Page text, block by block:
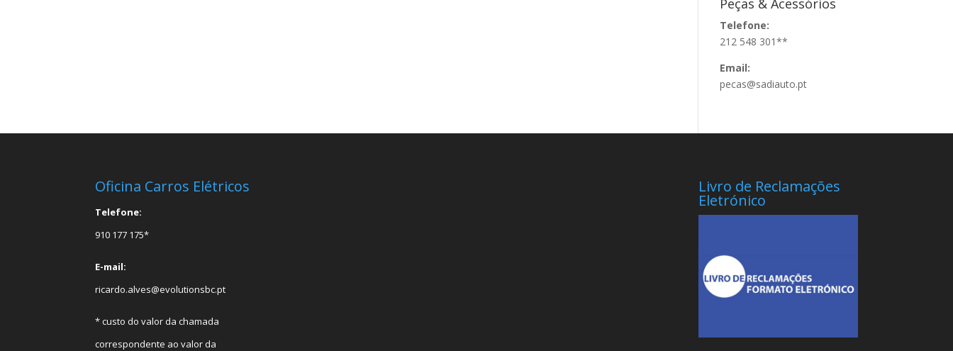
Peças & Acessórios
Telefone:
212 548 301**
Email:
pecas@sadiauto.pt
Oficina Carros Elétricos
Telefone:
910 177 175*
E-mail:
ricardo.alves@evolutionsbc.pt
* custo do valor da chamada
correspondente ao valor da
Livro de Reclamações
Eletrónico